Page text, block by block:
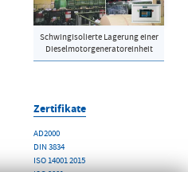
Schwingisolierte Lagerung einer
Dieselmotorgeneratoreinheit
Zertifikate
AD2000
DIN 3834
ISO 14001 2015